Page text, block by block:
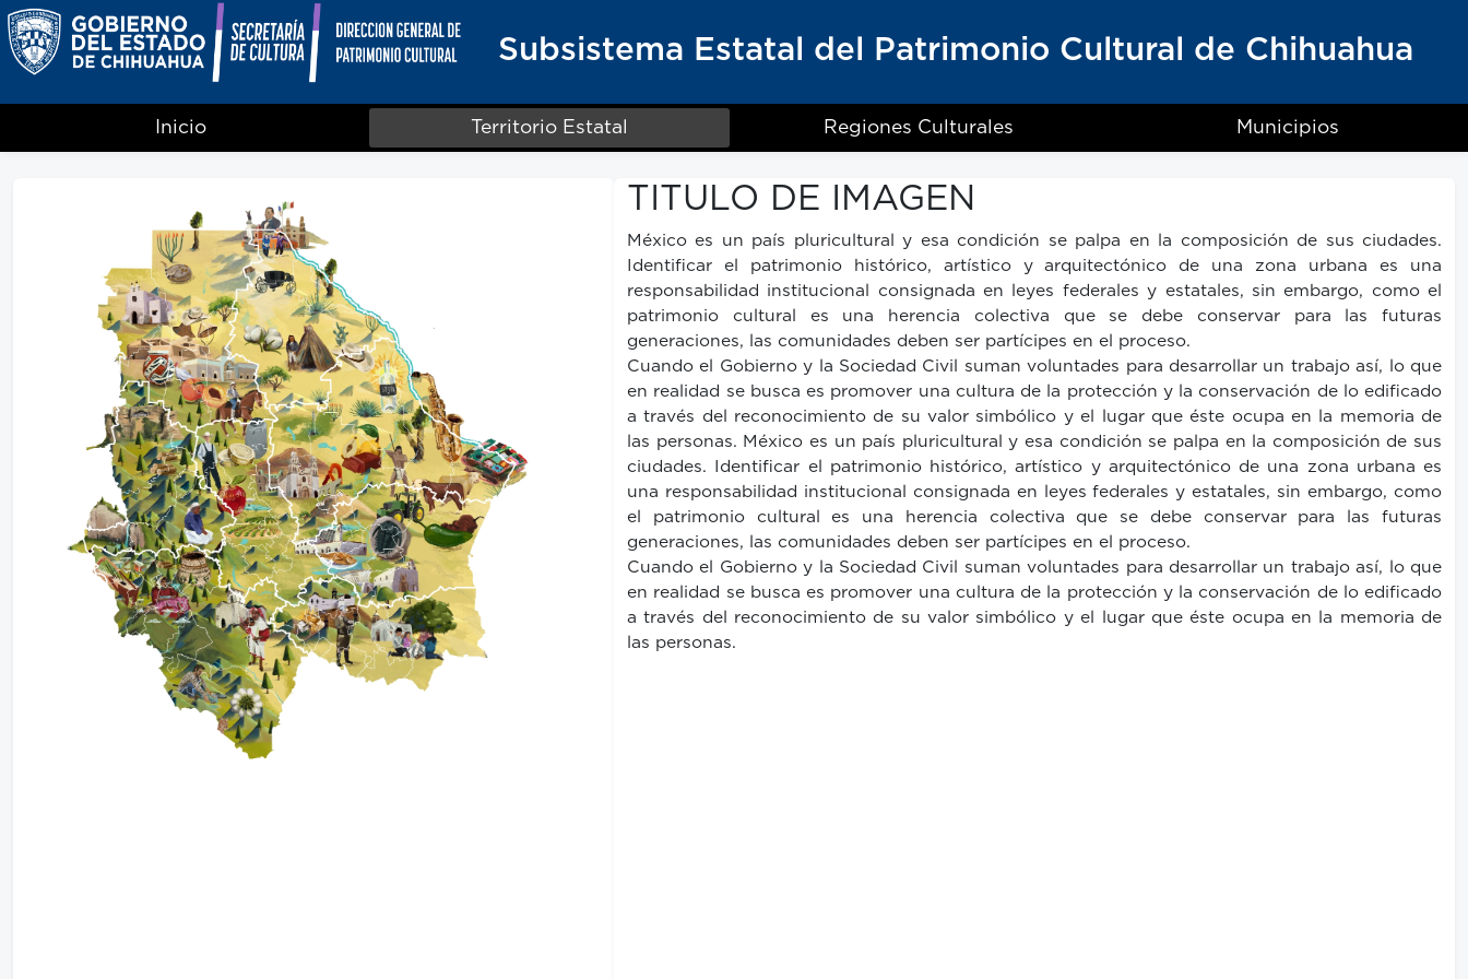
Subsistema Estatal del Patrimonio Cultural de Chihuahua
Inicio Territorio Estatal Regiones Culturales Municipios
TITULO DE IMAGEN
México es un país pluricultural y esa condición se palpa en la composición de sus ciudades.
Identificar el patrimonio histórico, artístico y arquitectónico de una zona urbana es una
responsabilidad institucional consignada en leyes federales y estatales, sin embargo, como el
patrimonio cultural es una herencia colectiva que se debe conservar para las futuras
generaciones, las comunidades deben ser partícipes en el proceso.
Cuando el Gobierno y la Sociedad Civil suman voluntades para desarrollar un trabajo así, lo que
en realidad se busca es promover una cultura de la protección y la conservación de lo edificado
a través del reconocimiento de su valor simbólico y el lugar que éste ocupa en la memoria de
las personas. México es un país pluricultural y esa condición se palpa en la composición de sus
ciudades. Identificar el patrimonio histórico, artístico y arquitectónico de una zona urbana es
una responsabilidad institucional consignada en leyes federales y estatales, sin embargo, como
el patrimonio cultural es una herencia colectiva que se debe conservar para las futuras
generaciones, las comunidades deben ser partícipes en el proceso.
Cuando el Gobierno y la Sociedad Civil suman voluntades para desarrollar un trabajo así, lo que
en realidad se busca es promover una cultura de la protección y la conservación de lo edificado
a través del reconocimiento de su valor simbólico y el lugar que éste ocupa en la memoria de
las personas.